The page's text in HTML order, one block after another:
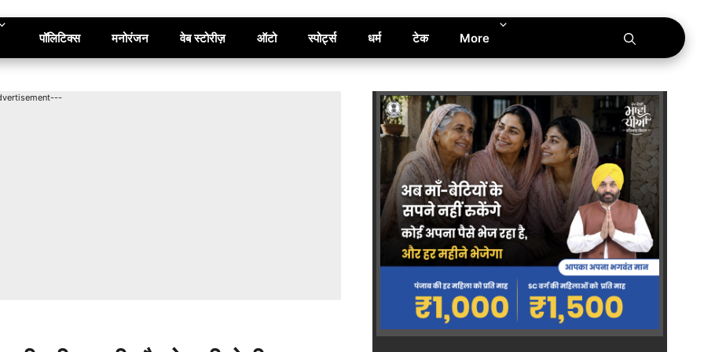
पॉलिटिक्स मनोरंजन वेब स्टोरीज़ ऑटो स्पोर्ट्स धर्म टेक More